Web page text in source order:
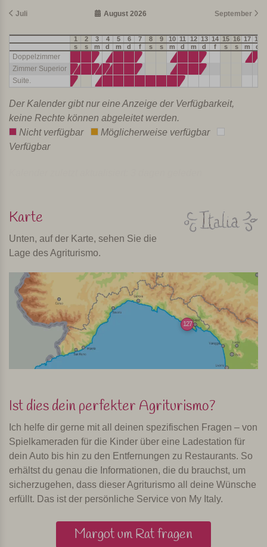
Juli August 2026 September
1 2 3 4 5 6 7 8 9 10 11 12 13 14 15 16 17 18
s
s m d m d f s s m d m d f s s m d
Doppelzimmer
Zimmer Superior
Suite.
Der Kalender gibt nur eine Anzeige der Verfügbarkeit,
keine Rechte können abgeleitet werden.
Nicht verfügbar
Möglicherweise verfügbar
Verfügbar
Karte
Unten, auf der Karte, sehen Sie die
Lage des Agriturismo.
127
Ist dies dein perfekter Agriturismo?
Ich helfe dir gerne mit all deinen spezifischen Fragen – von
Spielkameraden für die Kinder über eine Ladestation für
dein Auto bis hin zu den Entfernungen zu Restaurants. So
erhältst du genau die Informationen, die du brauchst, um
sicherzugehen, dass dieser Agriturismo all deine Wünsche
erfüllt. Das ist der persönliche Service von My Italy.
Margot um Rat fragen